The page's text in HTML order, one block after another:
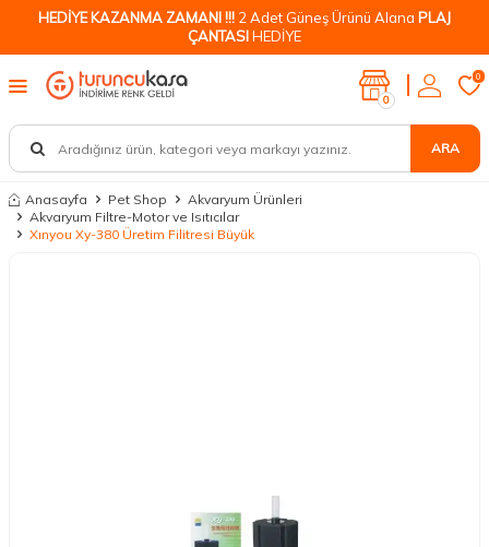
HEDİYE KAZANMA ZAMANI !!! 2 Adet Güneş Ürünü Alana PLAJ
ÇANTASIHEDİYE
ARA
0
0
Anasayfa Pet Shop
Akvaryum Ürünleri
Akvaryum Filtre-Motor ve Isıtıcılar
Xınyou Xy-380 Üretim Filitresi Büyük